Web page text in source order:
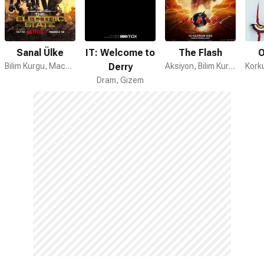
Sanal Ülke
Bilim Kurgu, Macera, Aksiyon
IT: Welcome to
Derry
Dram, Gizem
The Flash
Aksiyon, Bilim Kurgu, Macera